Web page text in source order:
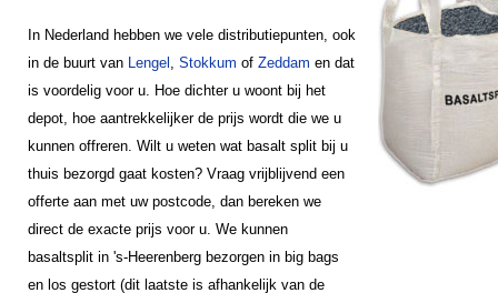
In Nederland hebben we vele distributiepunten, ook
in de buurt van Lengel , Stokkum of Zeddam en dat
is voordelig voor u. Hoe dichter u woont bij het
depot, hoe aantrekkelijker de prijs wordt die we u
kunnen offreren. Wilt u weten wat basalt split bij u
thuis bezorgd gaat kosten? Vraag vrijblijvend een
offerte aan met uw postcode, dan bereken we
direct de exacte prijs voor u. We kunnen
basaltsplit in 's-Heerenberg bezorgen in big bags
en los gestort (dit laatste is afhankelijk van de